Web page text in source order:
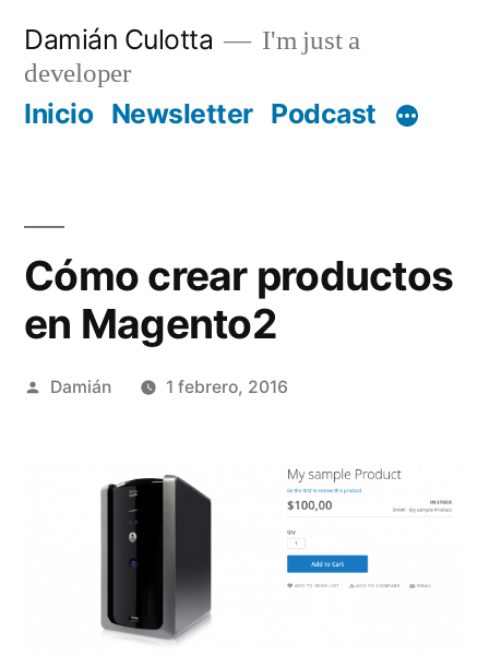
contenido
Damián Culotta
I'm just a
developer
Inicio Newsletter Podcast
Cómo crear productos
en Magento2
Publicado
Damián 1 febrero, 2016